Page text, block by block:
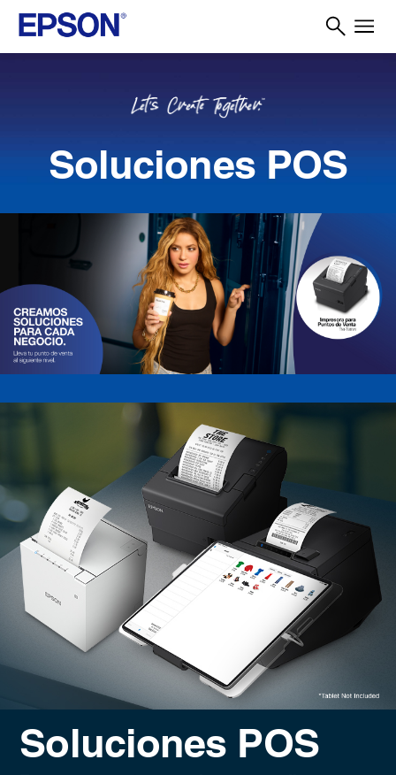
Soluciones POS
Soluciones POS